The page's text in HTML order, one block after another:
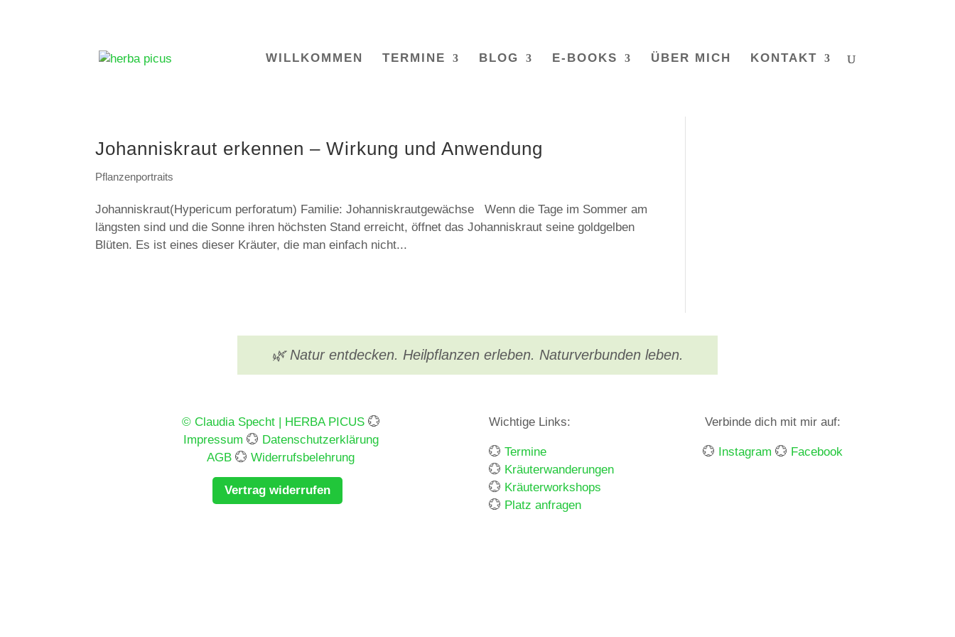
WILLKOMMEN TERMINE BLOG E-BOOKS ÜBER MICH KONTAKT
Johanniskraut erkennen – Wirkung und Anwendung
Pflanzenportraits
Johanniskraut(Hypericum perforatum) Familie: Johanniskrautgewächse Wenn die Tage im Sommer am
längsten sind und die Sonne ihren höchsten Stand erreicht, öffnet das Johanniskraut seine goldgelben
Blüten. Es ist eines dieser Kräuter, die man einfach nicht...
🌿 Natur entdecken. Heilpflanzen erleben. Naturverbunden leben.
© Claudia Specht | HERBA PICUS💮
Impressum 💮 Datenschutzerklärung
AGB 💮Widerrufsbelehrung
Vertrag widerrufen
Wichtige Links:
💮Termine
💮 Kräuterwanderungen
💮 Kräuterworkshops
💮 Platz anfragen
Verbinde dich mit mir auf:
💮 Instagram 💮 Facebook